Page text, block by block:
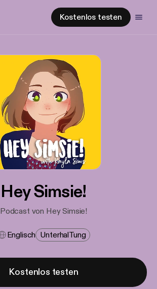
Kostenlos testen
Hey Simsie!
Podcast von Hey Simsie!
Englisch Unterhal​tung
Kostenlos testen